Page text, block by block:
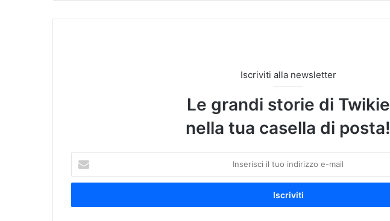
Iscriviti alla newsletter
Le grandi storie di Twikie
nella tua casella di posta!
s
r